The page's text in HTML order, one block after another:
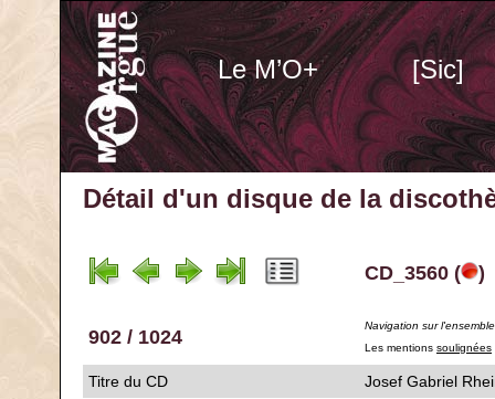
Le M’O+ [Sic]
Détail d'un disque de la
CD_3560 ( )
902 / 1024
Navigation sur
Les mentions soulignées
Titre du CD
Josef